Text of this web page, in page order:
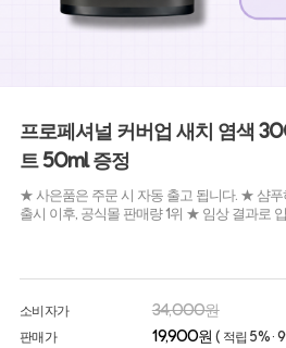
프로페셔널 커버업 새치 염색
트 50ml 증정
★ 사은품은 주문 시 자동 출고 됩니다. ★ 샴
출시 이후, 공식몰 판매량 1위 ★ 임상 결과로
소비자가 34,000원
판매가 19,900원 ( 적립 5% ·